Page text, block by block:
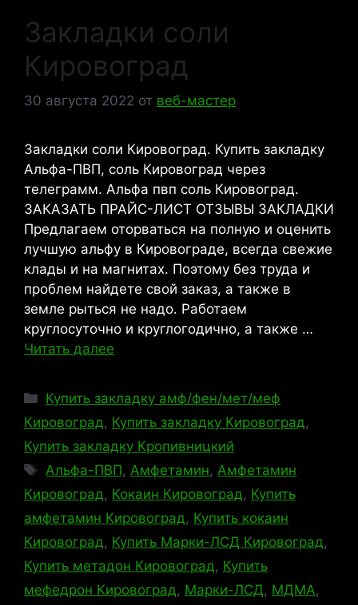
Закладки соли
Кировоград
30 августа 2022 от веб-мастер
Закладки соли Кировоград. Купить закладку
Альфа-ПВП, соль Кировоград через
телеграмм. Альфа пвп соль Кировоград.
ЗАКАЗАТЬ ПРАЙС-ЛИСТ ОТЗЫВЫ ЗАКЛАДКИ
Предлагаем оторваться на полную и оценить
лучшую альфу в Кировограде, всегда свежие
клады и на магнитах. Поэтому без труда и
проблем найдете свой заказ, а также в
земле рыться не надо. Работаем
круглосуточно и круглогодично, а также …
Читать далее
Рубрики
Купить закладку амф/фен/мет/меф
Кировоград, Купить закладку Кировоград,
Купить закладку Кропивницкий
Метки
Альфа-ПВП,Амфетамин,Амфетамин
Кировоград, Кокаин Кировоград, Купить
амфетамин Кировоград, Купить кокаин
Кировоград, Купить Марки-ЛСД Кировоград,
Купить метадон Кировоград, Купить
мефедрон Кировоград, Марки-ЛСД, МДМА,